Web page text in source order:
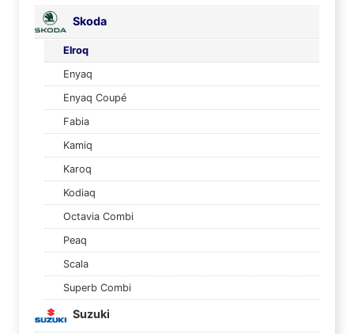
Skoda
Elroq
Enyaq
Enyaq Coupé
Fabia
Kamiq
Karoq
Kodiaq
Octavia Combi
Peaq
Scala
Superb Combi
Suzuki